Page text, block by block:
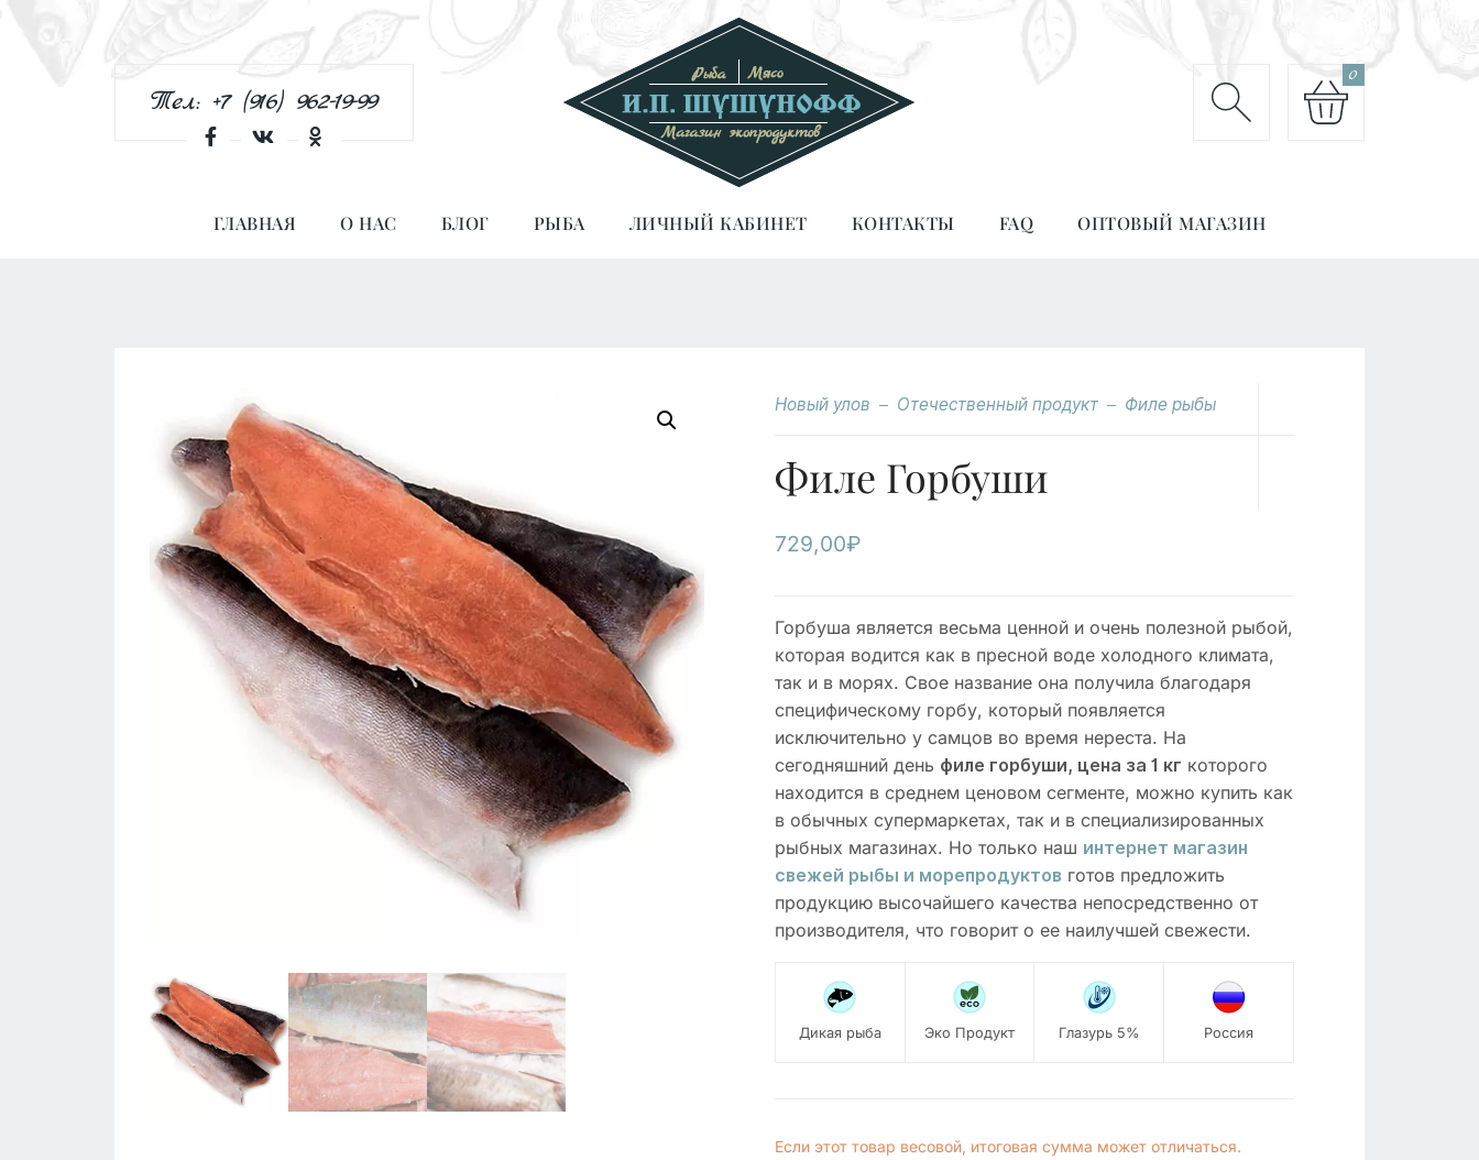
Тел: +7 (916) 962-19-99
0
ГЛАВНАЯ О НАС БЛОГ РЫБА ЛИЧНЫЙ КАБИНЕТ КОНТАКТЫ FAQ ОПТОВЫЙ МАГАЗИН
Новый улов Отечественный продукт Филе рыбы
Филе Горбуши
729,00₽
Горбуша является весьма ценной и очень полезной рыбой,
которая водится как в пресной воде холодного климата,
так и в морях. Свое название она получила благодаря
специфическому горбу, который появляется
исключительно у самцов во время нереста. На
сегодняшний день филе горбуши, цена за 1 кг которого
находится в среднем ценовом сегменте, можно купить как
в обычных супермаркетах, так и в специализированных
рыбных магазинах. Но только наш интернет магазин
свежей рыбы и морепродуктов готов предложить
продукцию высочайшего качества непосредственно от
производителя, что говорит о ее наилучшей свежести.
Дикая рыба Эко Продукт Глазурь 5% Россия
Если этот товар весовой, итоговая сумма может отличаться.